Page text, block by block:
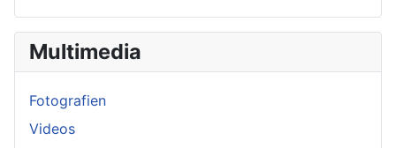
Multimedia
Fotografien
Videos